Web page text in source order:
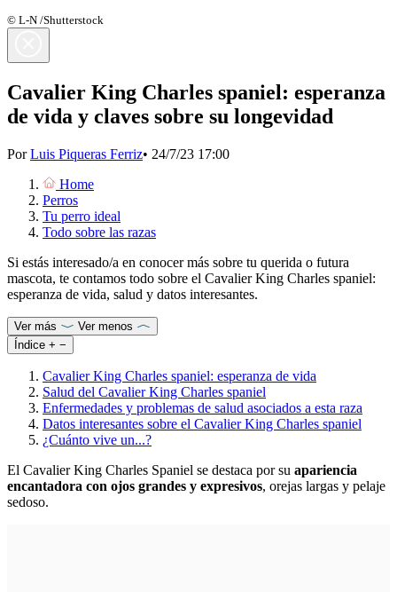
© L-N /Shutterstock
Cavalier King Charles spaniel: esperanza
de vida y claves sobre su longevidad
PorLuis Piqueras Ferriz• 24/7/23 17:00
Home
Perros
Tu perro ideal
Todo sobre las razas
Si estás interesado/a en conocer más sobre tu querida o futura
mascota, te contamos todo sobre el Cavalier King Charles spaniel:
esperanza de vida, salud y datos interesantes.
Ver más
Ver menos
Índice + −
Cavalier King Charles spaniel: esperanza de vida
Salud del Cavalier King Charles spaniel
Enfermedades y problemas de salud asociados a esta raza
Datos interesantes sobre el Cavalier King Charles spaniel
¿Cuánto vive un...?
El Cavalier King Charles Spaniel se destaca por su apariencia
encantadora con ojos grandes y expresivos, orejas largas y pelaje
sedoso.